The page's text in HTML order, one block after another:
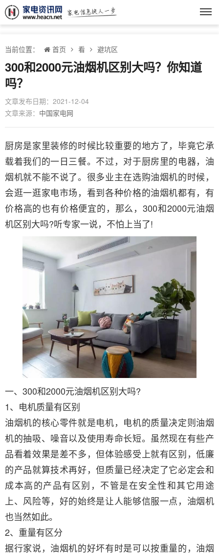
当前位置： 首页 看 避坑区
300和2000元油烟机区别大吗？你知道
吗？
文章发布日期：2021-12-04
文章来源： 中国家电网
厨房是家里装修的时候比较重要的地方了，毕竟它承
载着我们的一日三餐。不过，对于厨房里的电器，油
烟机就不能不说了。很多业主在选购油烟机的时候，
会逛一逛家电市场，看到各种价格的油烟机都有，有
价格高的也有价格便宜的，那么，300和2000元油烟
机区别大吗?听专家一说，不怕上当了!
一、300和2000元油烟机区别大吗?
1、电机质量有区别
油烟机的核心零件就是电机，电机的质量决定则油烟
机的抽吸、噪音以及使用寿命长短。虽然现在有些产
品看着效果是差不多，但体验感受上就有区别，低廉
的产品就算技术再好，但质量已经决定了它必定会和
成本高的产品有区别，不管是在安全性和其它用途
上、风险等，好的始终是让人能够信服一点，油烟机
也当然如此。
2、重量有区分
据行家说，油烟机的好坏有时是可以按重量的，油烟